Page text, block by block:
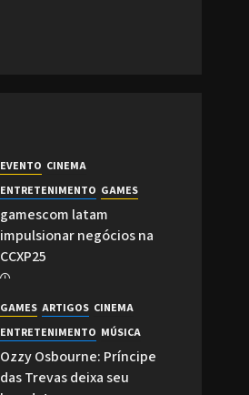
EVENTO CINEMA
ENTRETENIMENTO GAMES
gamescom latam
impulsionar negócios na
CCXP25
0
GAMES ARTIGOS CINEMA
ENTRETENIMENTO MÚSICA
Ozzy Osbourne: Príncipe
das Trevas deixa seu